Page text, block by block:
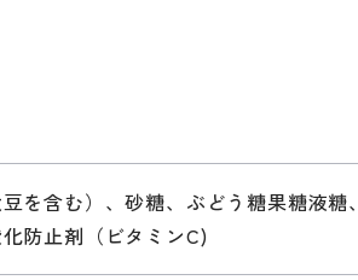
を含む）、砂糖、ぶどう糖果糖液糖
防止剤（ビタミンC)